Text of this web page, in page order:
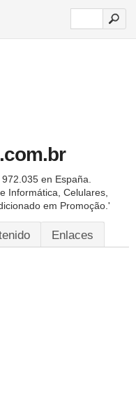
en España.
Informática, Celulares,
em Promoção.'
Enlaces